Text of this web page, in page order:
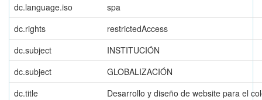
dc.language.iso
spa
dc.rights
restrictedAccess
dc.subject
INSTITUCIÓN
dc.subject
GLOBALIZACIÓN
dc.title
Desarrollo y diseño de website para el